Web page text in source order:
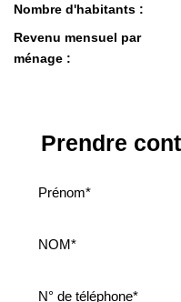
Nombre d'habitants :
Revenu mensuel par
ménage :
Prendre